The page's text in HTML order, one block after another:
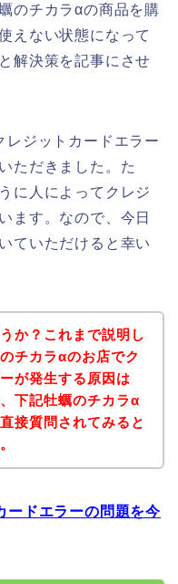
のチカラαの商品を購
えない状態になって
解決策を記事にさせ
レジットカードエラー
ただきました。た
に人によってクレジ
ます。なので、今日
ていただけると幸い
か？これまで説明し
チカラαのお店でク
が発生する原因は
下記牡蠣のチカラα
接質問されてみると
ードエラーの問題を今